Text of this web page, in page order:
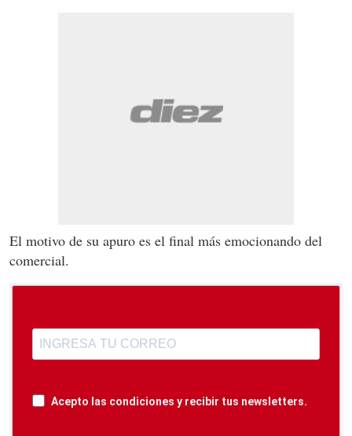
El motivo de su apuro es el final más emocionando del
comercial.
Acepto las condiciones y recibir tus newsletters.